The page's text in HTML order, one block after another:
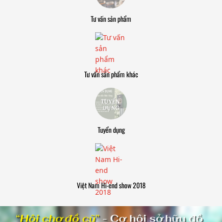
Tư vấn sản phẩm
Tư vấn sản phẩm khác
Tuyển dụng
Việt Nam Hi-end show 2018